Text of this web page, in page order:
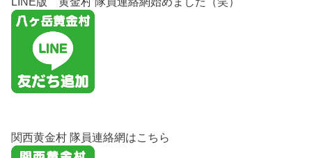
関西黄金村 隊員連絡網はこちら